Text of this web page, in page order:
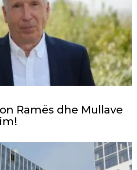
Ramës dhe Mullave